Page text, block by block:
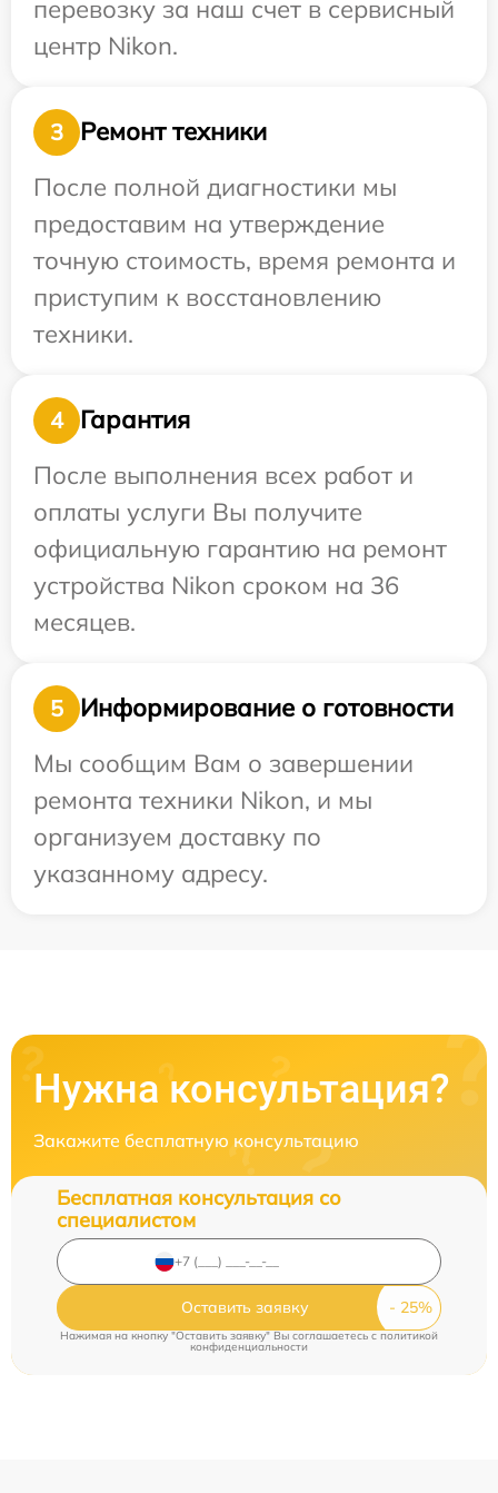
перевозку за наш счет в сервисный
центр Nikon.
3
Ремонт техники
После полной диагностики мы
предоставим на утверждение
точную стоимость, время ремонта и
приступим к восстановлению
техники.
4
Гарантия
После выполнения всех работ и
оплаты услуги Вы получите
официальную гарантию на ремонт
устройства Nikon сроком на 36
месяцев.
5
Информирование о готовности
Мы сообщим Вам о завершении
ремонта техники Nikon, и мы
организуем доставку по
указанному адресу.
Нужна консультация?
Закажите бесплатную консультацию
Бесплатная консультация со
специалистом
Оставить заявку
Нажимая на кнопку "Оставить заявку" Вы соглашаетесь cполитикой
конфиденциальности